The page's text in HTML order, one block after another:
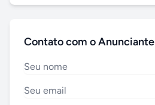
Contato com o Anunciante